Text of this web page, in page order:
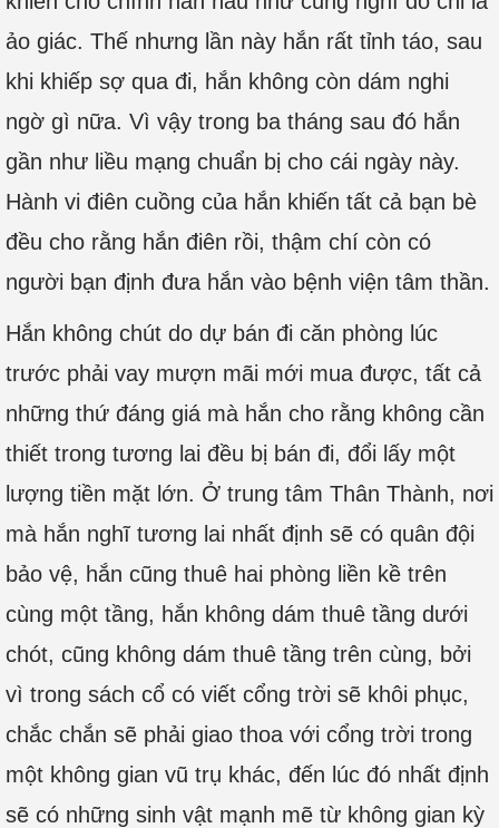
ảo giác. Thế nhưng lần này hắn rất tỉnh táo, sau
khi khiếp sợ qua đi, hắn không còn dám nghi
ngờ gì nữa. Vì vậy trong ba tháng sau đó hắn
gần như liều mạng chuẩn bị cho cái ngày này.
Hành vi điên cuồng của hắn khiến tất cả bạn bè
đều cho rằng hắn điên rồi, thậm chí còn có
người bạn định đưa hắn vào bệnh viện tâm thần.
Hắn không chút do dự bán đi căn phòng lúc
trước phải vay mượn mãi mới mua được, tất cả
những thứ đáng giá mà hắn cho rằng không cần
thiết trong tương lai đều bị bán đi, đổi lấy một
lượng tiền mặt lớn. Ở trung tâm Thân Thành, nơi
mà hắn nghĩ tương lai nhất định sẽ có quân đội
bảo vệ, hắn cũng thuê hai phòng liền kề trên
cùng một tầng, hắn không dám thuê tầng dưới
chót, cũng không dám thuê tầng trên cùng, bởi
vì trong sách cổ có viết cổng trời sẽ khôi phục,
chắc chắn sẽ phải giao thoa với cổng trời trong
một không gian vũ trụ khác, đến lúc đó nhất định
sẽ có những sinh vật mạnh mẽ từ không gian kỳ